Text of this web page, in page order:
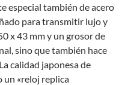
especial también de acero
para transmitir lujo y
x 43 mm y un grosor de
sino que también hace
calidad japonesa de
un «reloj replica